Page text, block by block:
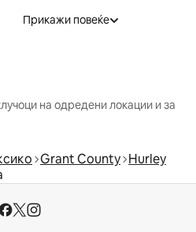
Прикажи повеќе
на одредени локации и за
Grant County Hurley